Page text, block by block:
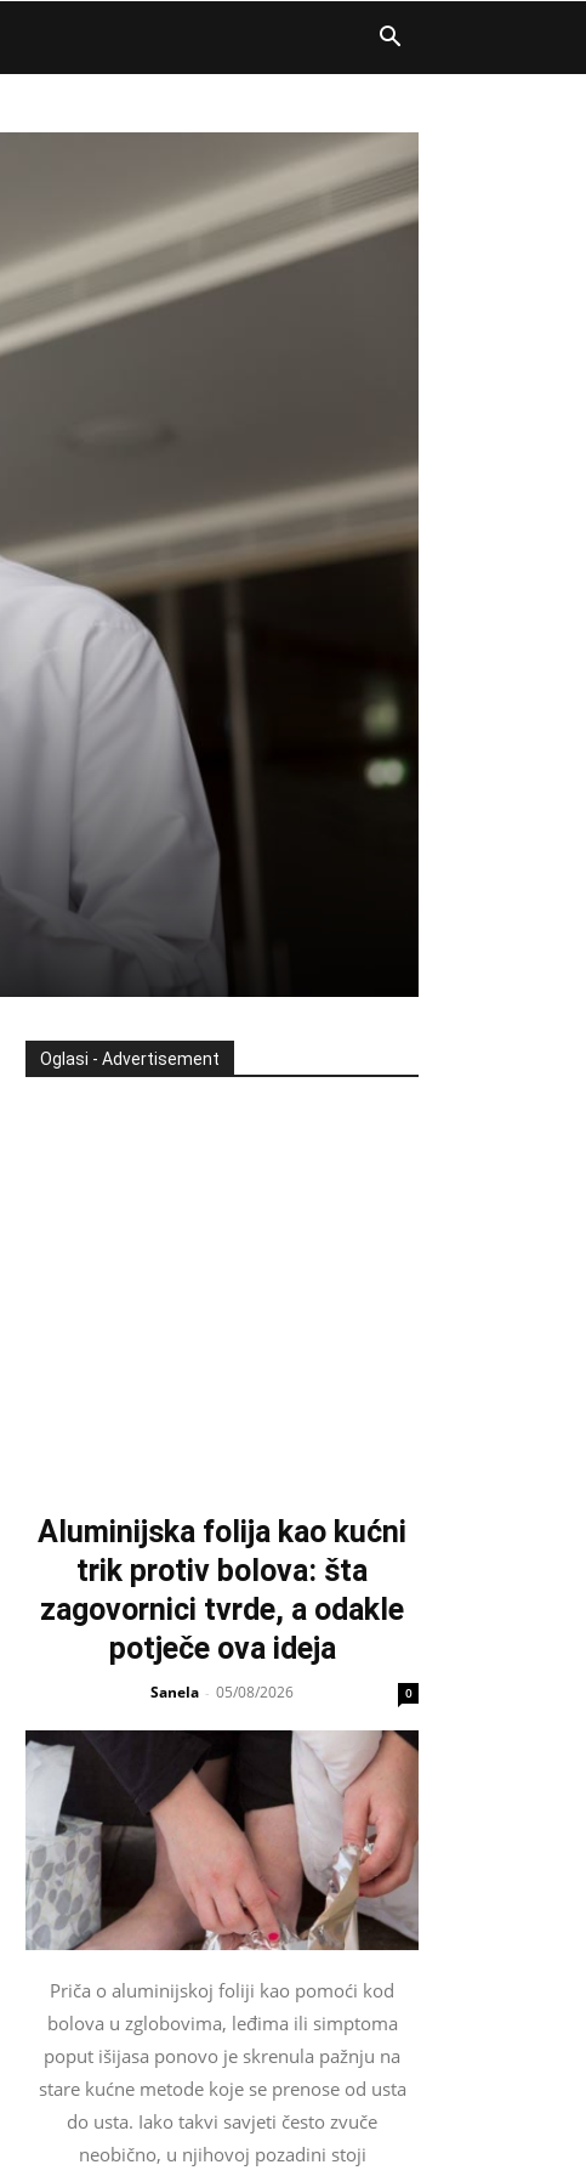
Oglasi - Advertisement
Aluminijska folija kao kućni
trik protiv bolova: šta
zagovornici tvrde, a odakle
potječe ova ideja
Sanela - 05/08/2026 0
Priča o aluminijskoj foliji kao pomoći kod
bolova u zglobovima, leđima ili simptoma
poput išijasa ponovo je skrenula pažnju na
stare kućne metode koje se prenose od usta
do usta. Iako takvi savjeti često zvuče
neobično, u njihovoj pozadini stoji